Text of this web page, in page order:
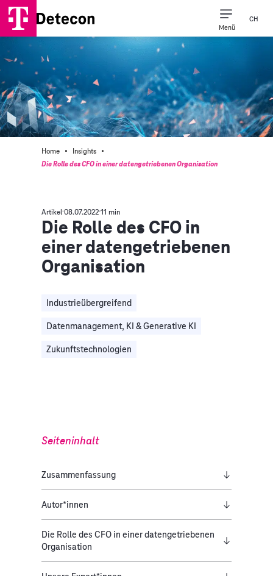
Menü
CH
Home · Insights ·
Die Rolle des CFO in einer datengetriebenen Organisation
Artikel 08.07.2022 11 min
Die Rolle des CFO in
einer datengetriebenen
Organisation
Industrieübergreifend
Datenmanagement, KI & Generative KI
Zukunftstechnologien
Seiteninhalt
Zusammenfassung
Autor*innen
Die Rolle des CFO in einer datengetriebenen
Organisation